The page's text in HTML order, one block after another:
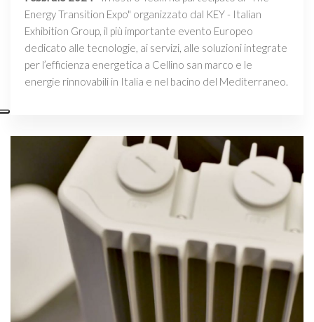
Energy Transition Expo" organizzato dal KEY - Italian
Exhibition Group, il più importante evento Europeo
dedicato alle tecnologie, ai servizi, alle soluzioni integrate
per l’efficienza energetica a Cellino san marco e le
energie rinnovabili in Italia e nel bacino del Mediterraneo.